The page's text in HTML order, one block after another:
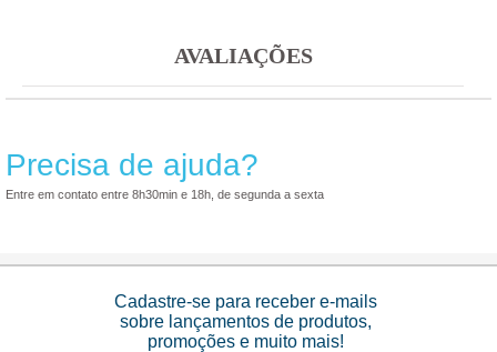
AVALIAÇÕES
Precisa de ajuda?
Entre em contato entre 8h30min e 18h, de segunda a sexta
Cadastre-se para receber e-mails
sobre lançamentos de produtos,
promoções e muito mais!